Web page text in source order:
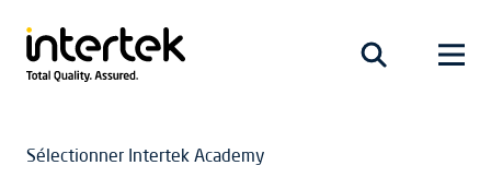
Sélectionner Intertek Academy